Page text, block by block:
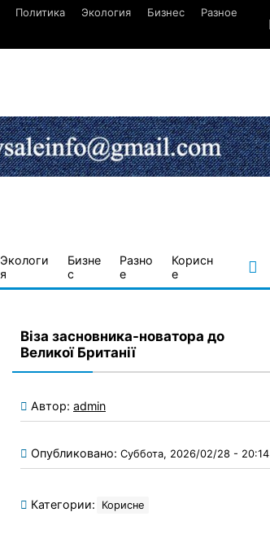
Политика Экология Бизнес
Разное
Экологи
я
Бизне
с
Разно
е
Корисн
е
Віза засновника-новатора до
Великої Британії
Автор: admin
Опубликовано: Суббота, 2026/02/28 - 20:14
Категории: Корисне